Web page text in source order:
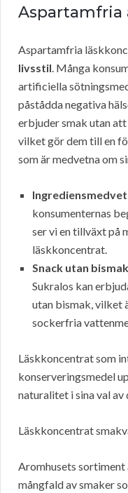
Aspartamfria
Aspartamfria
livsstil. Många
artificiella
påstådda negativa
erbjuder smak utan
vilket gör dem till en
som är medvetna om
konsumenternas
ser vi en tillväxt på
läskkoncentrat.
Snack utan bismak
Sukralos kan
utan bismak, vilket
sockerfria
Läskkoncentrat som
konserveringsmedel
naturalitet i sina val av
Läskkoncentrat
Aromhusets
mångfald av smaker